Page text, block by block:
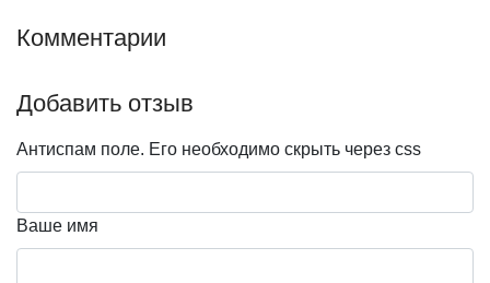
Для кого
Семейное заведение
Для туристов
Расположение
в центре
Комментарии
Добавить отзыв
Антиспам поле. Его необходимо скрыть через css
Ваше имя